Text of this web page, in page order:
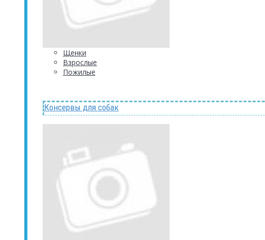
Щенки
Взрослые
Пожилые
Консервы для собак